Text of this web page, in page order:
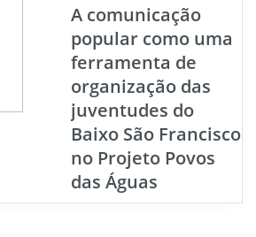
A comunicação
popular como uma
ferramenta de
organização das
juventudes do
Baixo São Francisco
no Projeto Povos
das Águas